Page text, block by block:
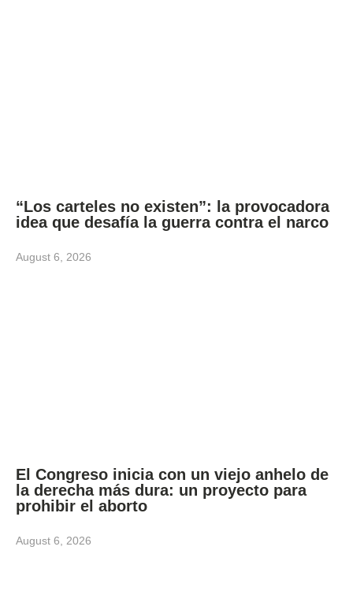
“Los carteles no existen”: la provocadora
idea que desafía la guerra contra el narco
August 6, 2026
El Congreso inicia con un viejo anhelo de
la derecha más dura: un proyecto para
prohibir el aborto
August 6, 2026